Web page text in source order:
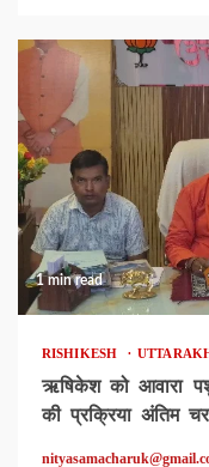
1 min read
RISHIKESH
ऋषिकेश को आवारा
की प्रक्रिया अंतिम